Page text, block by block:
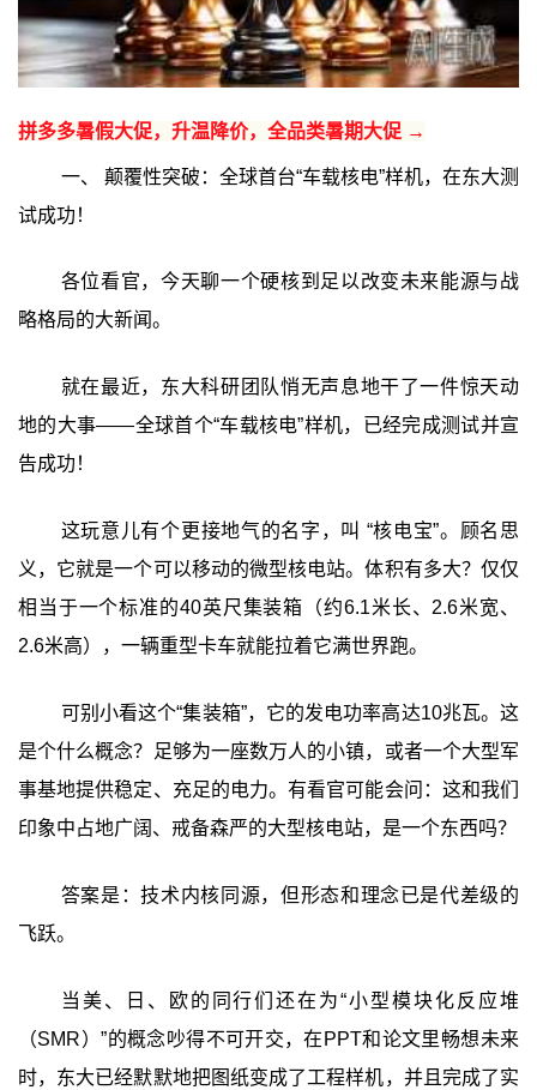
拼多多暑假大促，升温降价，全品类暑期大促 →
一、 颠覆性突破：全球首台“车载核电”样机，在东大测
试成功！
各位看官，今天聊一个硬核到足以改变未来能源与战
略格局的大新闻。
就在最近，东大科研团队悄无声息地干了一件惊天动
地的大事——全球首个“车载核电”样机，已经完成测试并宣
告成功！
这玩意儿有个更接地气的名字，叫 ‍“核电宝”‍。顾名思
义，它就是一个可以移动的微型核电站。体积有多大？仅仅
相当于一个标准的40英尺集装箱（约6.1米长、2.6米宽、
2.6米高）‍，一辆重型卡车就能拉着它满世界跑。
可别小看这个“集装箱”，它的发电功率高达10兆瓦。这
是个什么概念？足够为一座数万人的小镇，或者一个大型军
事基地提供稳定、充足的电力。有看官可能会问：这和我们
印象中占地广阔、戒备森严的大型核电站，是一个东西吗？
答案是：技术内核同源，但形态和理念已是代差级的
飞跃。
当美、日、欧的同行们还在为“小型模块化反应堆
（SMR）”的概念吵得不可开交，在PPT和论文里畅想未来
时，东大已经默默地把图纸变成了工程样机，并且完成了实